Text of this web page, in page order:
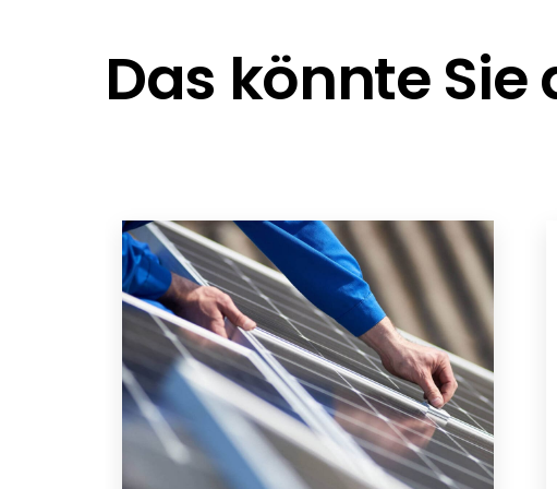
Das könnte